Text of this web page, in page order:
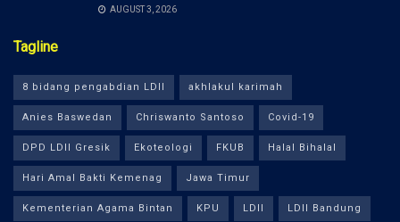
AUGUST 3, 2026
Tagline
8 bidang pengabdian LDII akhlakul karimah
Anies Baswedan Chriswanto Santoso Covid-19
DPD LDII Gresik Ekoteologi FKUB Halal Bihalal
Hari Amal Bakti Kemenag Jawa Timur
Kementerian Agama Bintan KPU LDII LDII Bandung